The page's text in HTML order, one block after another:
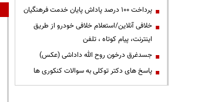
پرداخت ۱۰۰ درصد پاداش پایان خدمت فرهنگیان
خلافی آنلاین/استعلام خلافی خودرو از طریق
اینترنت، پیام کوتاه ، تلفن
جسدغرق درخون روح الله داداشی (عکس)
پاسخ های دکتر توکلی به سوالات کنکوری ها